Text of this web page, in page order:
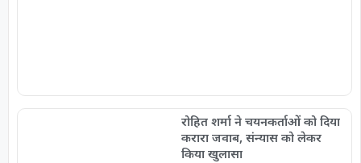
रोहित शर्मा ने चयनकर्ताओं को दिया
करारा जवाब, संन्यास को लेकर
किया खुलासा